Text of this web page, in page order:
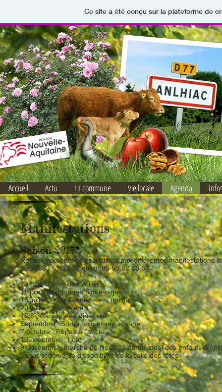
Ce site a été conçu sur la plateforme de
Accueil Actu La commune Vie locale Agenda
Manifestations
Saison 2017*:
Renseignements et inscriptions aux différentes manifestations
au: 05 53 52 33 32 ou au 05 53 52 48 63
20 mai : Fêtes des Voisins
11 juin : Randonnée pique-nique
15 juillet : Vide Grenier semi nocturne...
29 juillet : Loto d'été
12/8 : Randonnée dinatoire
Septembre : Sortie, excursion, voyage
7 octobre : Repas à l'ancienne
18 novembre : Loto
9 décembre : marché de Noël, Téléthon, noël des enfants
* sous réserve de disponibilité de la salle des fêtes